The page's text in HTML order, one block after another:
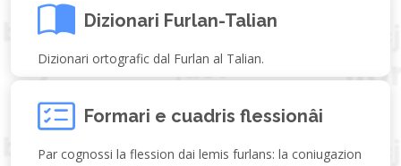
Dizionari Furlan-Talian
Dizionari ortografic dal Furlan al Talian.
Formari e cuadris flessionâi
Par cognossi la flession dai lemis furlans: la coniugazion